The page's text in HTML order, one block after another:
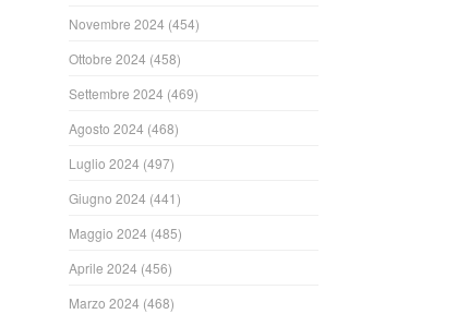
Novembre 2024 (454)
Ottobre 2024 (458)
Settembre 2024 (469)
Agosto 2024 (468)
Luglio 2024 (497)
Giugno 2024 (441)
Maggio 2024 (485)
Aprile 2024 (456)
Marzo 2024 (468)